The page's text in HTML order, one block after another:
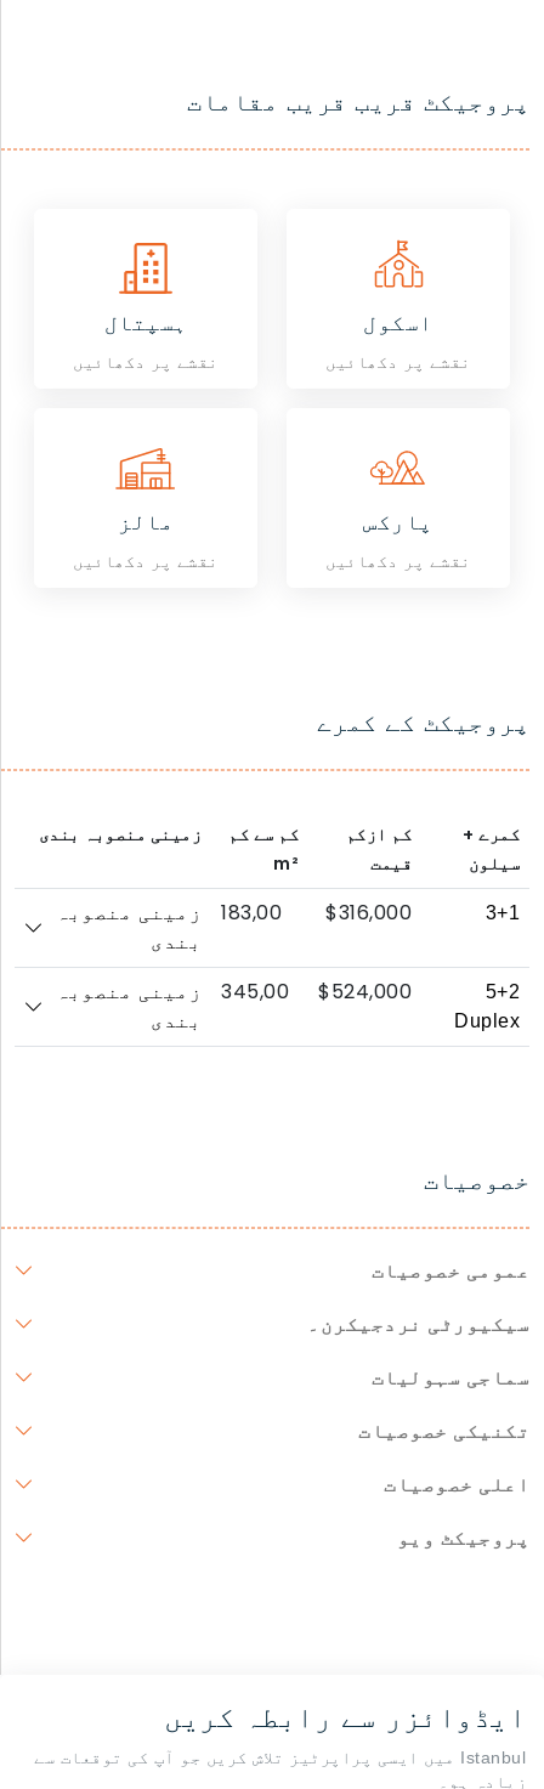
پروجیکٹ قریب قریب مقامات
ہسپتال
نقشے پر دکھائیں
اسکول
نقشے پر دکھائیں
مالز
نقشے پر دکھائیں
پارکس
نقشے پر دکھائیں
پروجیکٹ کے کمرے
کمرے +
سیلون
کم ازکم
قیمت
کم سے کم
m²
زمینی منصوبہ بندی
3+1
$316,000
183,00
زمینی منصوبہ
بندی
5+2
Duplex
$524,000
345,00
زمینی منصوبہ
بندی
خصوصیات
عمومی خصوصیات
سیکیورٹی نردجیکرن۔
سماجی سہولیات
تکنیکی خصوصیات
اعلی خصوصیات
پروجیکٹ ویو
ایڈوائزر سے رابطہ کریں
Istanbul میں ایسی پراپرٹیز تلاش کریں جو آپ کی توقعات سے
زیادہ ہو۔